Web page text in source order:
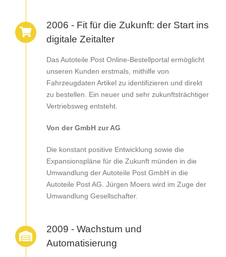
2006 - Fit für die Zukunft: der Start ins
digitale Zeitalter
Das Autoteile Post Online-Bestellportal ermöglicht
unseren Kunden erstmals, mithilfe von
Fahrzeugdaten Artikel zu identifizieren und direkt
zu bestellen. Ein neuer und sehr zukunftsträchtiger
Vertriebsweg entsteht.
Von der GmbH zur AG
Die konstant positive Entwicklung sowie die
Expansionspläne für die Zukunft münden in die
Umwandlung der Autoteile Post GmbH in die
Autoteile Post AG. Jürgen Moers wird im Zuge der
Umwandlung Gesellschafter.
2009 - Wachstum und
Automatisierung